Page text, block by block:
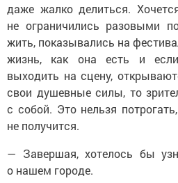
даже жалко делиться.
не ограничились разовыми
жить, показывались на
жизнь, как она есть и
выходить на сцену,
свои душевные силы, то
с собой. Это нельзя
не получится.
— Завершая, хотелось бы
о нашем городе.